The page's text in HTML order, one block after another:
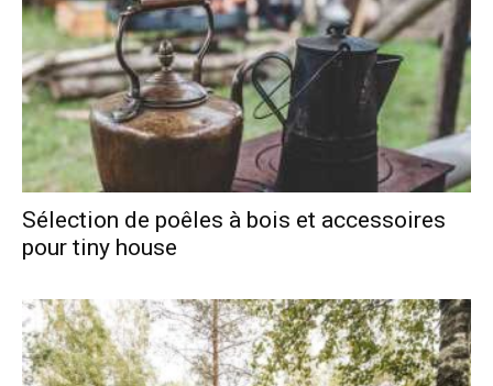
Sélection de poêles à bois et accessoires
pour tiny house